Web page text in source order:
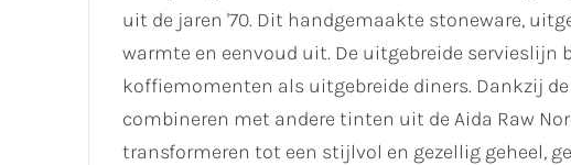
uit de jaren '70. Dit handgemaakte stoneware,
warmte en eenvoud uit. De uitgebreide servieslijn
koffiemomenten als uitgebreide diners. Dankzij
combineren met andere tinten uit de Aida Raw
transformeren tot een stijlvol en gezellig geheel,